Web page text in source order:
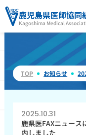
鹿児島県医師協同
Kagoshima Medical
TOP お知らせ
2025.10.31
鹿県医FAXニュース
内しました